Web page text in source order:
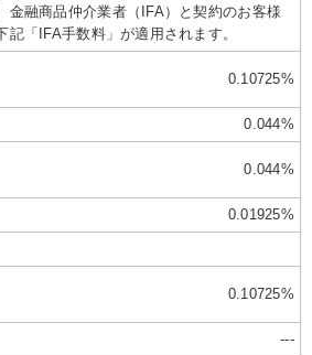
金融商品仲介業者（IFA）と契約のお客様
記「IFA手数料」が適用されます。
0.10725%
0.044%
0.044%
0.01925%
0.10725%
---